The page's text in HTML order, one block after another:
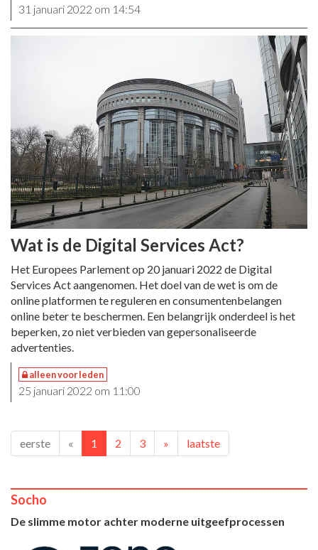
31 januari 2022 om 14:54
Wat is de Digital Services Act?
Het Europees Parlement op 20 januari 2022 de Digital
Services Act aangenomen. Het doel van de wet is om de
online platformen te reguleren en consumentenbelangen
online beter te beschermen. Een belangrijk onderdeel is het
beperken, zo niet verbieden van gepersonaliseerde
advertenties.
alleen voor leden
25 januari 2022 om 11:00
eerste « 1 2 3 » laatste
Socho
De slimme motor achter moderne uitgeefprocessen